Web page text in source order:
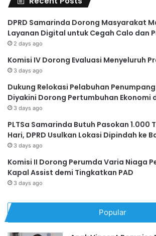
DPRD Samarinda Dorong Masyarakat
Layanan Digital untuk Cegah Calo dan
2 days ago
Komisi IV Dorong Evaluasi Menyeluruh
3 days ago
Dukung Relokasi Pelabuhan
Diyakini Dorong Pertumbuhan Ekonomi
3 days ago
PLTSa Samarinda Butuh Pasokan 1.000
Hari, DPRD Usulkan Lokasi Dipindah ke
3 days ago
Komisi II Dorong Perumda Varia Niaga
Kapal Assist demi Tingkatkan PAD
3 days ago
Popular